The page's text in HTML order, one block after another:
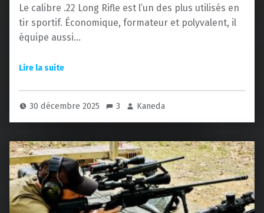
Le calibre .22 Long Rifle est l’un des plus utilisés en
tir sportif. Économique, formateur et polyvalent, il
équipe aussi…
30 décembre 2025 3 Kaneda